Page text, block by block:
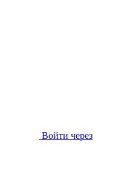
Войти через